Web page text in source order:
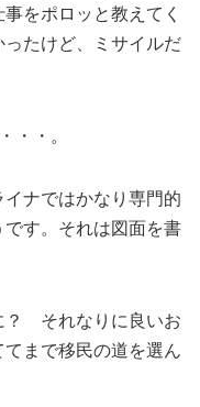
をポロッと教えてく
たけど、ミサイルだ
・・。
ナではかなり専門的
す。それは図面を書
？ それなりに良いお
まで移民の道を選ん